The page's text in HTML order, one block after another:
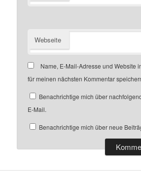
Webseite
Name, E-Mail-Adresse und Website
für meinen nächsten Kommentar
Benachrichtige mich über
E-Mail.
Benachrichtige mich über neue